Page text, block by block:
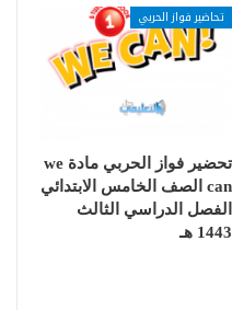
تحاضير فواز الحربي
تحضير فواز الحربي مادة we
can الصف الخامس الابتدائي
الفصل الدراسي الثالث
1443 هـ